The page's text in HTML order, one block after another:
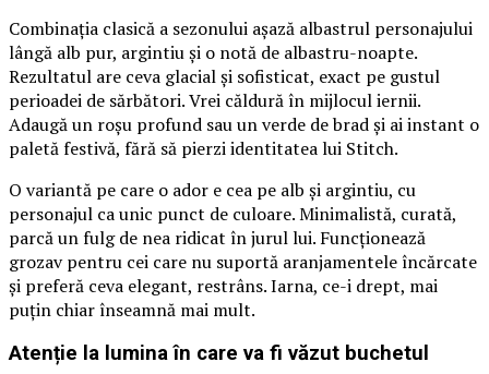
Combinația clasică a sezonului așază albastrul personajului
lângă alb pur, argintiu și o notă de albastru-noapte.
Rezultatul are ceva glacial și sofisticat, exact pe gustul
perioadei de sărbători. Vrei căldură în mijlocul iernii.
Adaugă un roșu profund sau un verde de brad și ai instant o
paletă festivă, fără să pierzi identitatea lui Stitch.
O variantă pe care o ador e cea pe alb și argintiu, cu
personajul ca unic punct de culoare. Minimalistă, curată,
parcă un fulg de nea ridicat în jurul lui. Funcționează
grozav pentru cei care nu suportă aranjamentele încărcate
și preferă ceva elegant, restrâns. Iarna, ce-i drept, mai
puțin chiar înseamnă mai mult.
Atenție la lumina în care va fi văzut buchetul